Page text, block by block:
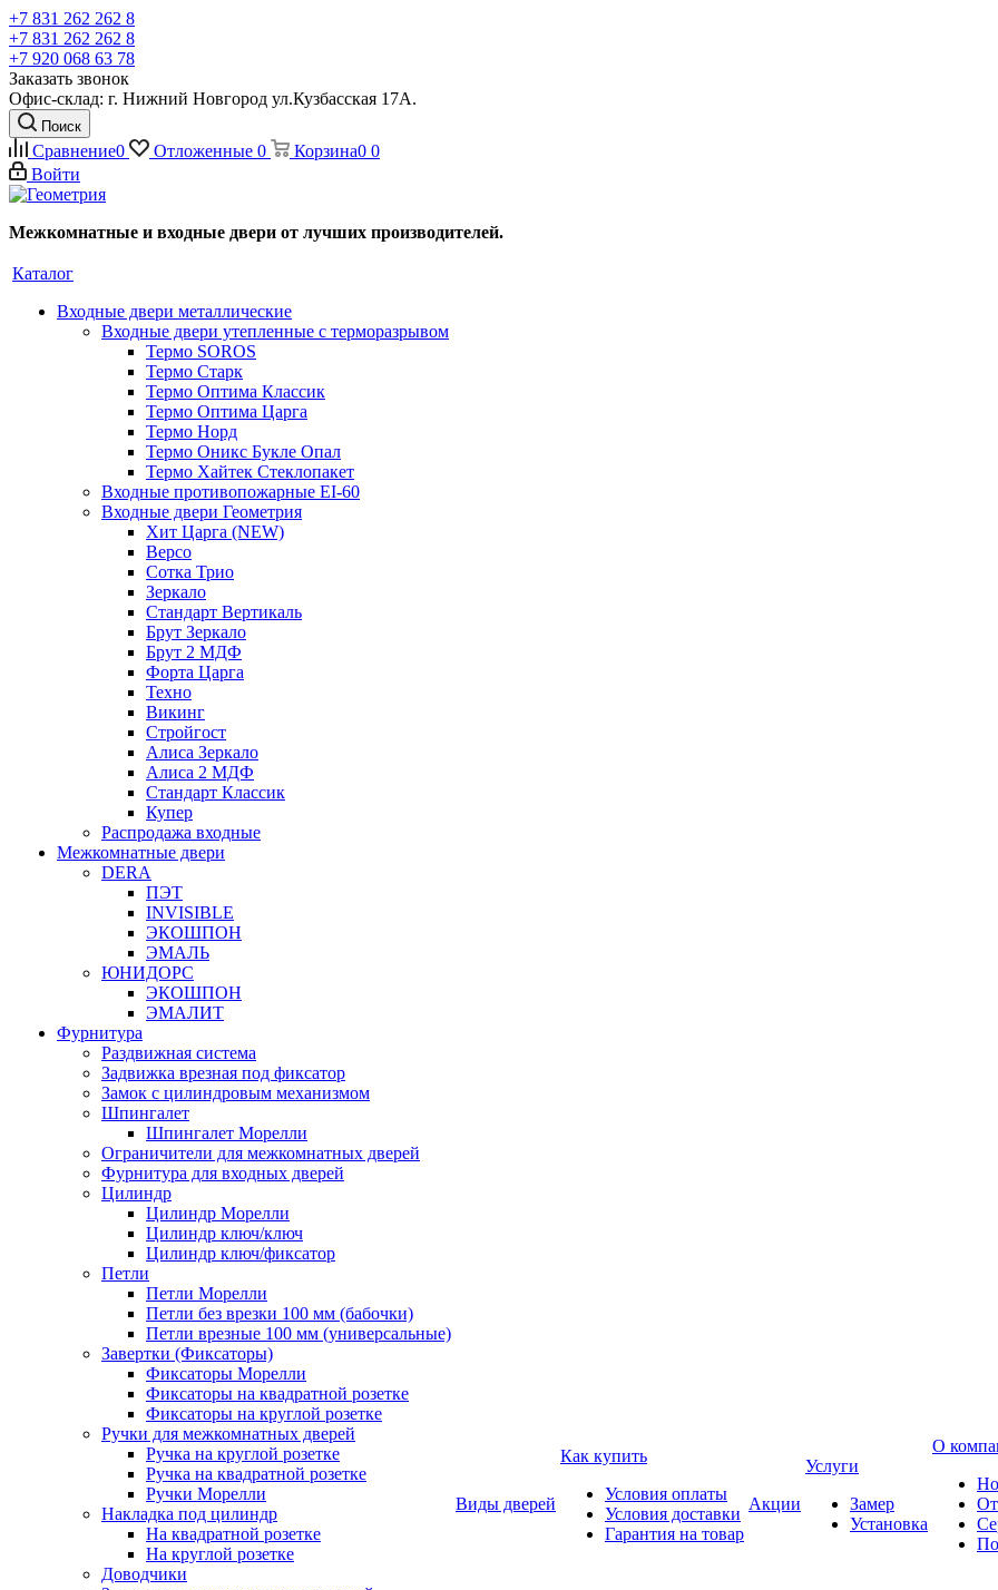
+7 831 262 262 8
+7 831 262 262 8
+7 920 068 63 78
Заказать звонок
Офис-склад: г. Нижний Новгород ул.Кузбасская 17А.
Поиск
Сравнение0 Отложенные 0 Корзина0 0
Войти
Межкомнатные и входные двери от лучших производителей.
Каталог
Входные двери металлические
Входные двери утепленные с терморазрывом
Термо SOROS
Термо Старк
Термо Оптима Классик
Термо Оптима Царга
Термо Норд
Термо Оникс Букле Опал
Термо Хайтек Стеклопакет
Входные противопожарные EI-60
Входные двери Геометрия
Хит Царга (NEW)
Версо
Сотка Трио
Зеркало
Стандарт Вертикаль
Брут Зеркало
Брут 2 МДФ
Форта Царга
Техно
Викинг
Стройгост
Алиса Зеркало
Алиса 2 МДФ
Стандарт Классик
Купер
Распродажа входные
Межкомнатные двери
DERA
ПЭТ
INVISIBLE
ЭКОШПОН
ЭМАЛЬ
ЮНИДОРС
ЭКОШПОН
ЭМАЛИТ
Фурнитура
Раздвижная система
Задвижка врезная под фиксатор
Замок с цилиндровым механизмом
Шпингалет
Шпингалет Морелли
Ограничители для межкомнатных дверей
Фурнитура для входных дверей
Цилиндр
Цилиндр Морелли
Цилиндр ключ/ключ
Цилиндр ключ/фиксатор
Петли
Петли Морелли
Петли без врезки 100 мм (бабочки)
Петли врезные 100 мм (универсальные)
Завертки (Фиксаторы)
Фиксаторы Морелли
Фиксаторы на квадратной розетке
Фиксаторы на круглой розетке
Ручки для межкомнатных дверей
Ручка на круглой розетке
Ручка на квадратной розетке
Ручки Морелли
Накладка под цилиндр
На квадратной розетке
На круглой розетке
Доводчики
Виды дверей
Как купить
Условия оплаты
Условия доставки
Гарантия на товар
Акции
Услуги
Замер
Установка
О